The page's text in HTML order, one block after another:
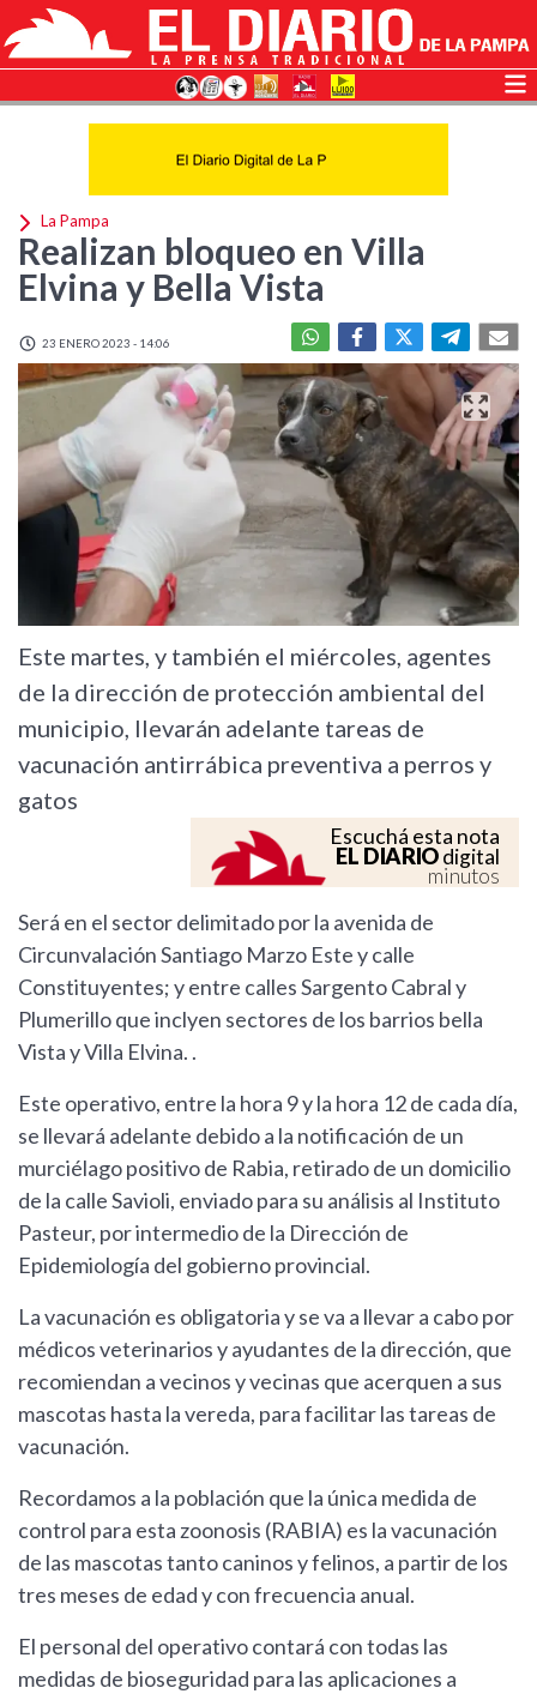
La Pampa
Realizan bloqueo en Villa
Elvina y Bella Vista
23 ENERO 2023 - 14:06
Este martes, y también el miércoles, agentes
de la dirección de protección ambiental del
municipio, llevarán adelante tareas de
vacunación antirrábica preventiva a perros y
gatos
Escuchá esta nota
EL DIARIOdigital
minutos
Será en el sector delimitado por la avenida de
Circunvalación Santiago Marzo Este y calle
Constituyentes; y entre calles Sargento Cabral y
Plumerillo que inclyen sectores de los barrios bella
Vista y Villa Elvina. .
Este operativo, entre la hora 9 y la hora 12 de cada día,
se llevará adelante debido a la notificación de un
murciélago positivo de Rabia, retirado de un domicilio
de la calle Savioli, enviado para su análisis al Instituto
Pasteur, por intermedio de la Dirección de
Epidemiología del gobierno provincial.
La vacunación es obligatoria y se va a llevar a cabo por
médicos veterinarios y ayudantes de la dirección, que
recomiendan a vecinos y vecinas que acerquen a sus
mascotas hasta la vereda, para facilitar las tareas de
vacunación.
Recordamos a la población que la única medida de
control para esta zoonosis (RABIA) es la vacunación
de las mascotas tanto caninos y felinos, a partir de los
tres meses de edad y con frecuencia anual.
El personal del operativo contará con todas las
medidas de bioseguridad para las aplicaciones a